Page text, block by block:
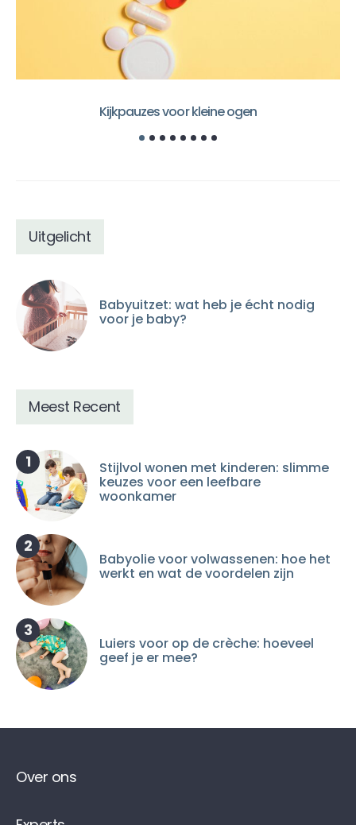
Kijkpauzes voor kleine ogen
Uitgelicht
Babyuitzet: wat heb je écht nodig
voor je baby?
Meest Recent
1 Stijlvol wonen met kinderen: slimme
keuzes voor een leefbare
woonkamer
2
Babyolie voor volwassenen: hoe het
werkt en wat de voordelen zijn
3
Luiers voor op de crèche: hoeveel
geef je er mee?
Over ons